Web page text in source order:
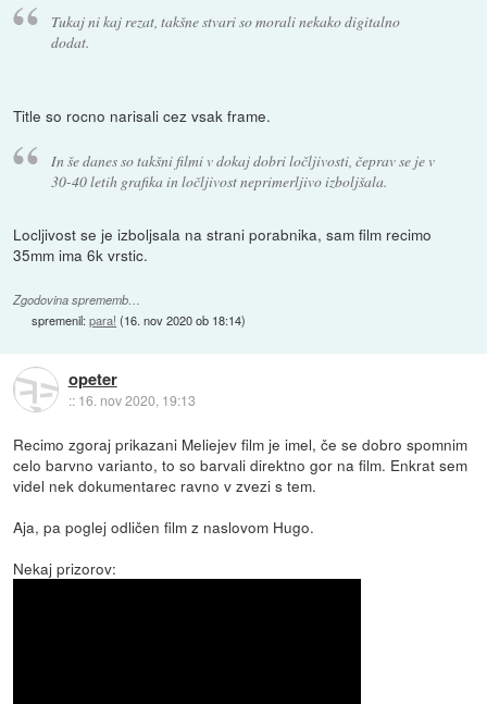
Tukaj ni kaj rezat, takšne stvari so morali nekako digitalno
dodat.
Title so rocno narisali cez vsak frame.
In še danes so takšni filmi v dokaj dobri ločljivosti, čeprav se je v
30-40 letih grafika in ločljivost neprimerljivo izboljšala.
Locljivost se je izboljsala na strani porabnika, sam film recimo
35mm ima 6k vrstic.
Zgodovina sprememb…
spremenil:para! (16. nov 2020 ob 18:14)
opeter
:: 16. nov 2020, 19:13
Recimo zgoraj prikazani Meliejev film je imel, če se dobro spomnim
celo barvno varianto, to so barvali direktno gor na film. Enkrat sem
videl nek dokumentarec ravno v zvezi s tem.
Aja, pa poglej odličen film z naslovom Hugo.
Nekaj prizorov: